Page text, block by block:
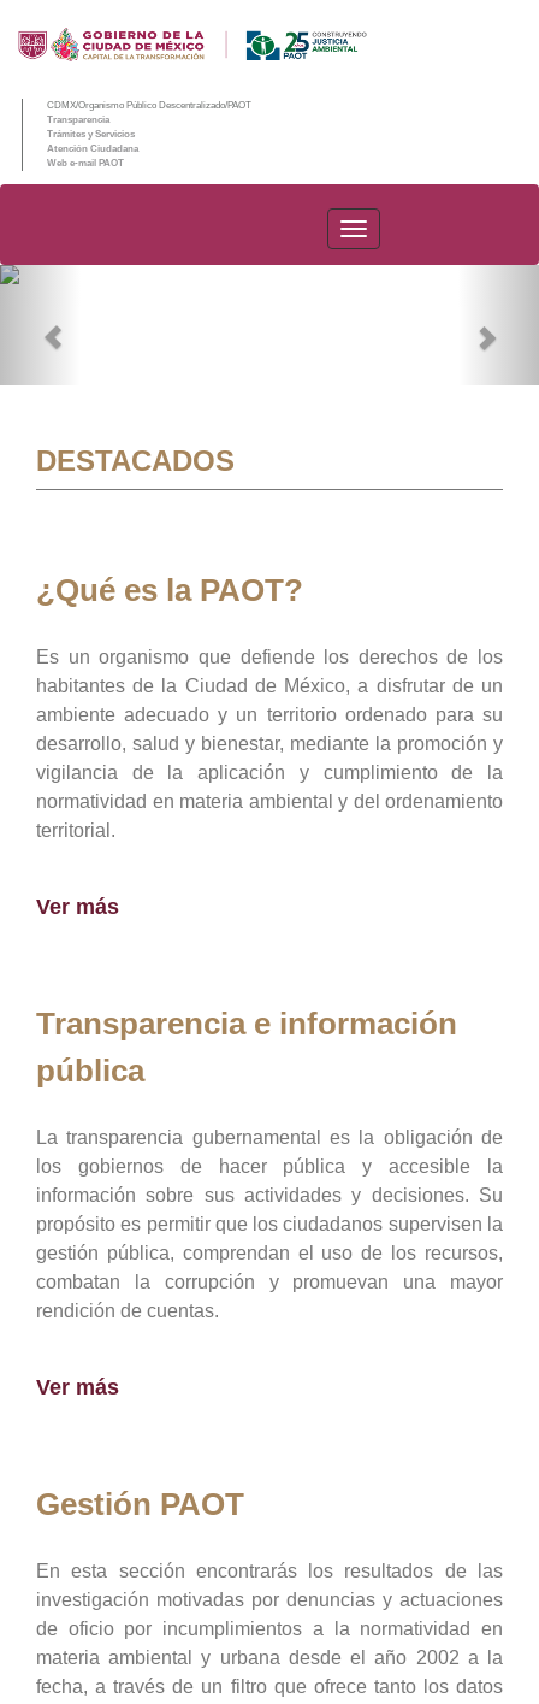
CDMX/Organismo Público Descentralizado/PAOT
Transparencia
Trámites y Servicios
Atención Ciudadana
Web e-mail PAOT
PAOT
DESTACADOS
¿Qué es la PAOT?
Es un organismo que defiende los derechos de los
habitantes de la Ciudad de México, a disfrutar de un
ambiente adecuado y un territorio ordenado para su
desarrollo, salud y bienestar, mediante la promoción y
vigilancia de la aplicación y cumplimiento de la
normatividad en materia ambiental y del ordenamiento
territorial.
Ver más
Transparencia e información
pública
La transparencia gubernamental es la obligación de
los gobiernos de hacer pública y accesible la
información sobre sus actividades y decisiones. Su
propósito es permitir que los ciudadanos supervisen la
gestión pública, comprendan el uso de los recursos,
combatan la corrupción y promuevan una mayor
rendición de cuentas.
Ver más
Gestión PAOT
En esta sección encontrarás los resultados de las
investigación motivadas por denuncias y actuaciones
de oficio por incumplimientos a la normatividad en
materia ambiental y urbana desde el año 2002 a la
fecha, a través de un filtro que ofrece tanto los datos